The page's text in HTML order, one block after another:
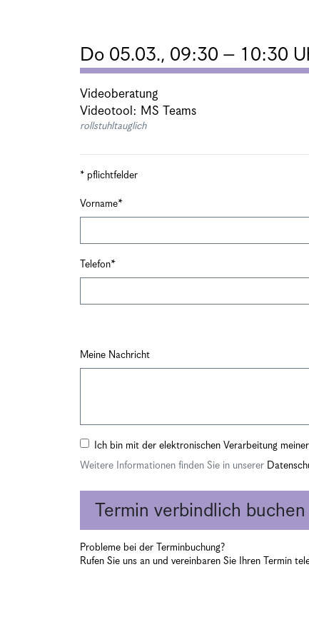
Do 05.03., 09:30 – 10:30
Videoberatung
Videotool: MS Teams
rollstuhltauglich
* pflichtfelder
Vorname
Telefon
Meine Nachricht
Ich bin mit der elektronischen Verarbeitung
Weitere Informationen finden Sie in unserer
Termin verbindlich buchen
Probleme bei der Terminbuchung?
Rufen Sie uns an und vereinbaren Sie Ihren Termin